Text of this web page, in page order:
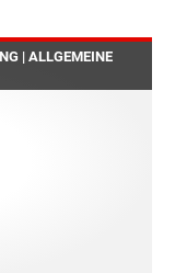
| ALLGEMEINE